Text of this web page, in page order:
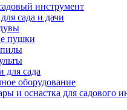
инструмент
сада и дачи
пушки
для сада
оборудование
и оснастка для садового